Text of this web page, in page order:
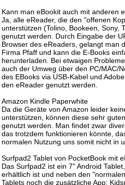
Kann man eBookit auch mit anderen
Ja, alle eReader, die den "offenen
unterstützen (Tolino, Bookeen, Sony,
genutzt werden. Durch Eingabe der
Browser des eReaders, gelangt man
Firma Pfaff und kann die E-Books
herunterladen. Bei etwaigen
auch der Umweg über den PC/MAC/
des EBooks via USB-Kabel und
den eReader genutzt werden.
Amazon Kindle Paperwhite
Da die Geräte von Amazon leider
unterstützen, können diese sehr
genutzt werden. Man findet zwar
das trotzdem funktionieren könnte,
normalen Nutzung uns somit nicht in
Surfpad2 Tablet von PocketBook mit
Das Surfpad2 ist ein 7" Android
erhältlich ist und neben den
Tablets noch die zusätzliche App: